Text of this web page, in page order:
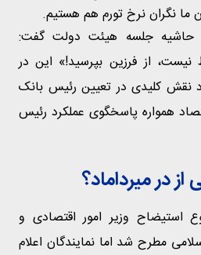
ما نگران نرخ تورم هم هستیم.
حاشیه جلسه هیئت دولت گفت:
از فرزین بپرسید!» این در
نقش کلیدی در تعیین رئیس بانک
همواره پاسخگوی عملکرد رئیس
در میرداماد؟
استیضاح وزیر امور اقتصادی و
مطرح شد اما نمایندگان اعلام